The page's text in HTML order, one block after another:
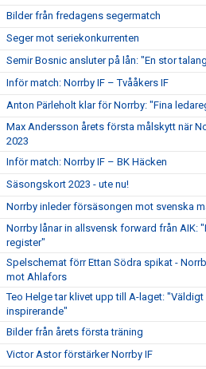
Bilder från fredagens segermatch
Seger mot seriekonkurrenten
Semir Bosnic ansluter på lån: "En stor
Inför match: Norrby IF – Tvååkers IF
Anton Pärleholt klar för Norrby: "Fina
Max Andersson årets första målskytt när
2023
Inför match: Norrby IF – BK Häcken
Säsongskort 2023 - ute nu!
Norrby inleder försäsongen mot svenska
Norrby lånar in allsvensk forward från AIK:
register"
Spelschemat förr Ettan Södra spikat -
mot Ahlafors
Teo Helge tar klivet upp till A-laget:
inspirerande"
Bilder från årets första träning
Victor Astor förstärker Norrby IF